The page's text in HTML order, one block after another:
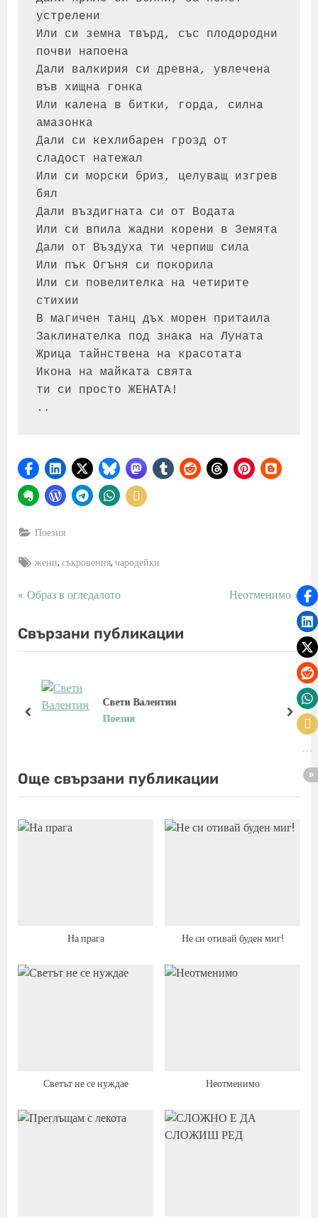
устрелени
Или си земна твърд, със плодородни
почви напоена
Дали валкирия си древна, увлечена
във хищна гонка
Или калена в битки, горда, силна
амазонка
Дали си кехлибарен грозд от
сладост натежал
Или си морски бриз, целуващ изгрев
бял
Дали въздигната си от Водата
Или си впила жадни корени в Земята
Дали от Въздуха ти черпиш сила
Или пък Огъня си покорила
Или си повелителка на четирите
стихии
В магичен танц дъх морен притаила
Заклинателка под знака на Луната
Жрица тайнствена на красотата
Икона на майката свята
ти си просто ЖЕНАТА!
..
Поезия
Tags:
жени,съкровения,чародейки
Навигация
P
e
s
t
:
Образ в огледалото
N
Неотменимо
Свързани публикации
Свети Валентин
Поезия
prev next
Още свързани публикации
На прага Не си отивай буден миг!
Светът не се нуждае Неотменимо